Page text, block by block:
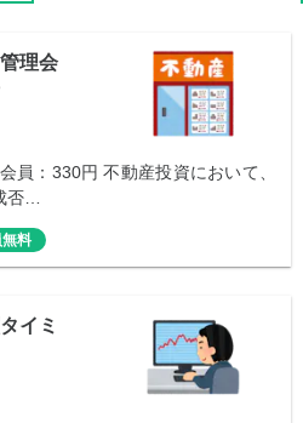
理会
員：330円 不動産投資において、
否…
料
イミ